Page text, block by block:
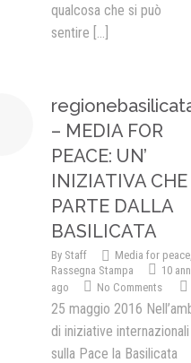
qualcosa che si può
sentire [...]
– MEDIA FOR
PEACE: UN’
INIZIATIVA CHE
PARTE DALLA
BASILICATA
By Staff Media for peace
Rassegna Stampa
10
ago
No Comments
25 maggio 2016
di iniziative internazionali
sulla Pace la Basilicata